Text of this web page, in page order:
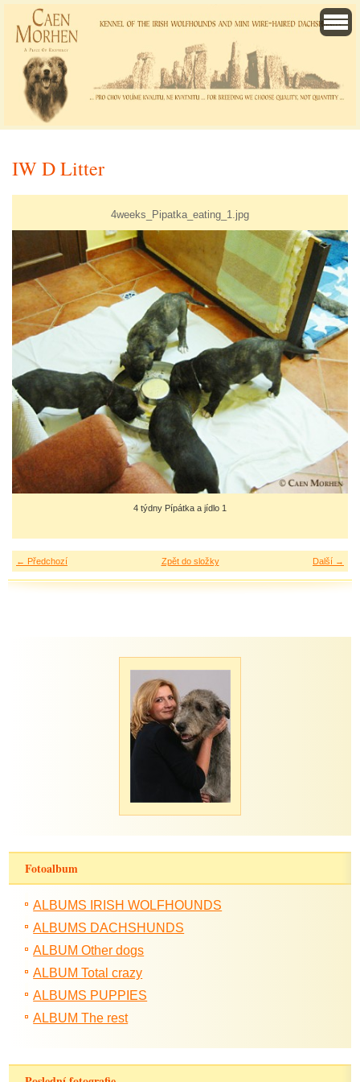
IW D Litter
4weeks_Pipatka_eating_1.jpg
4 týdny Pípátka a jídlo 1
← Předchozí Další →
Zpět do složky
Fotoalbum
ALBUMS IRISH WOLFHOUNDS
ALBUMS DACHSHUNDS
ALBUM Other dogs
ALBUM Total crazy
ALBUMS PUPPIES
ALBUM The rest